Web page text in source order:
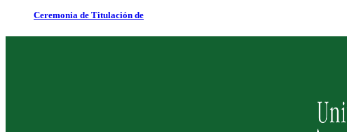
Ceremonia de Titulación de